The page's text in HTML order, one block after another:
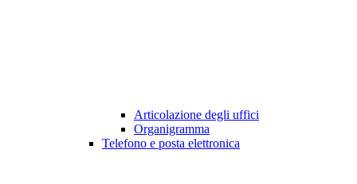
Articolazione degli uffici
Organigramma
Telefono e posta elettronica